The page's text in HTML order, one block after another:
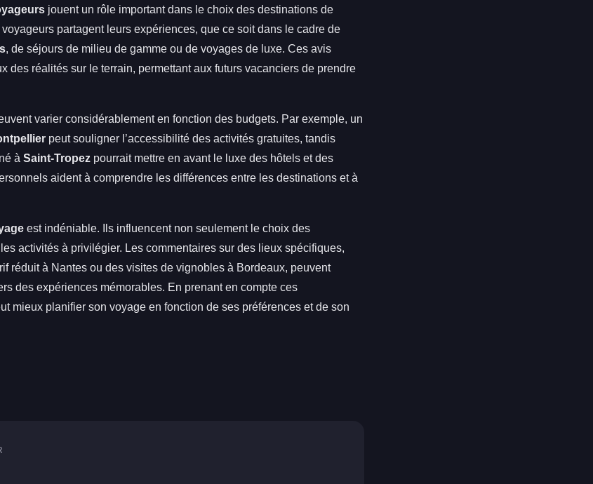
jouent un rôle important dans le choix des destinations de
partagent leurs expériences, que ce soit dans le cadre de
, de séjours de milieu de gamme ou de voyages de luxe. Ces avis
des réalités sur le terrain, permettant aux futurs vacanciers de prendre
varier considérablement en fonction des budgets. Par exemple, un
peut souligner l’accessibilité des activités gratuites, tandis
à Saint-Tropez pourrait mettre en avant le luxe des hôtels et des
aident à comprendre les différences entre les destinations et à
est indéniable. Ils influencent non seulement le choix des
activités à privilégier. Les commentaires sur des lieux spécifiques,
réduit à Nantes ou des visites de vignobles à Bordeaux, peuvent
des expériences mémorables. En prenant en compte ces
mieux planifier son voyage en fonction de ses préférences et de son